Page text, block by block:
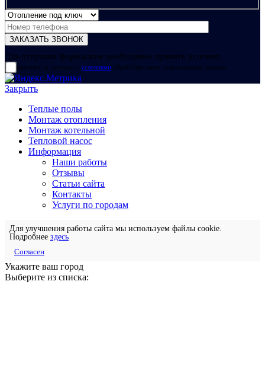
Для отправки формы вам необходимо принять условия:
прочитал и согласен с условиями обработки своих персональных данных
Закрыть
Теплые полы
Монтаж отопления
Монтаж котельной
Тепловой насос
Информация
Наши работы
Отзывы
Статьи сайта
Контакты
Услуги по городам
Для улучшения работы сайта мы используем файлы cookie.
Подробнее здесь
Согласен
Укажите ваш город
Выберите из списка: